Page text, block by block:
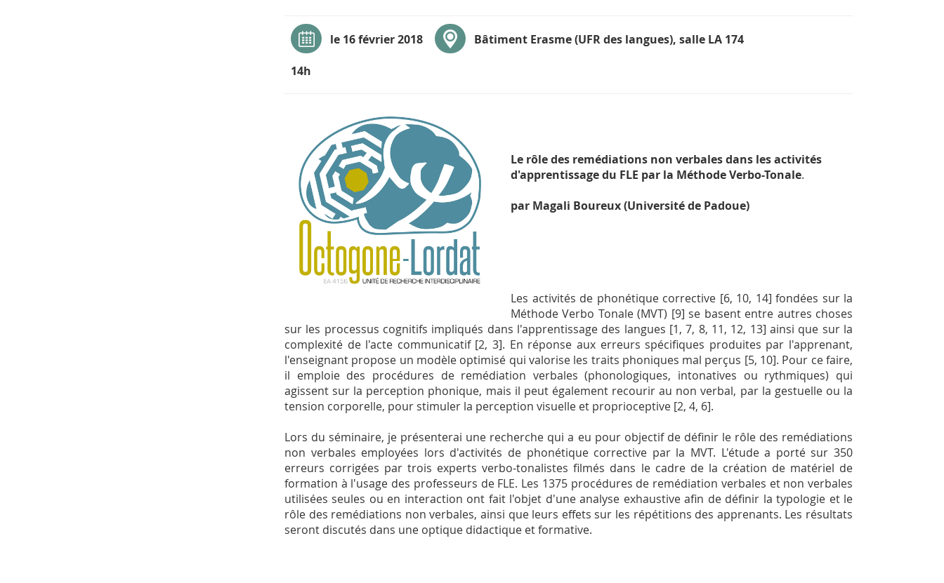
le 16 février 2018
14h
Bâtiment Erasme (UFR des langues), salle LA 174
Le rôle des remédiations non verbales dans les activités
d'apprentissage du FLE par la Méthode Verbo-Tonale.
par Magali Boureux (Université de Padoue)
Les activités de phonétique corrective [6, 10, 14] fondées sur la
Méthode Verbo Tonale (MVT) [9] se basent entre autres choses
sur les processus cognitifs impliqués dans l'apprentissage des langues [1, 7, 8, 11, 12, 13] ainsi que sur la
complexité de l'acte communicatif [2, 3]. En réponse aux erreurs spécifiques produites par l'apprenant,
l'enseignant propose un modèle optimisé qui valorise les traits phoniques mal perçus [5, 10]. Pour ce faire,
il emploie des procédures de remédiation verbales (phonologiques, intonatives ou rythmiques) qui
agissent sur la perception phonique, mais il peut également recourir au non verbal, par la gestuelle ou la
tension corporelle, pour stimuler la perception visuelle et proprioceptive [2, 4, 6].
Lors du séminaire, je présenterai une recherche qui a eu pour objectif de définir le rôle des remédiations
non verbales employées lors d'activités de phonétique corrective par la MVT. L'étude a porté sur 350
erreurs corrigées par trois experts verbo-tonalistes filmés dans le cadre de la création de matériel de
formation à l'usage des professeurs de FLE. Les 1375 procédures de remédiation verbales et non verbales
utilisées seules ou en interaction ont fait l'objet d'une analyse exhaustive afin de définir la typologie et le
rôle des remédiations non verbales, ainsi que leurs effets sur les répétitions des apprenants. Les résultats
seront discutés dans une optique didactique et formative.